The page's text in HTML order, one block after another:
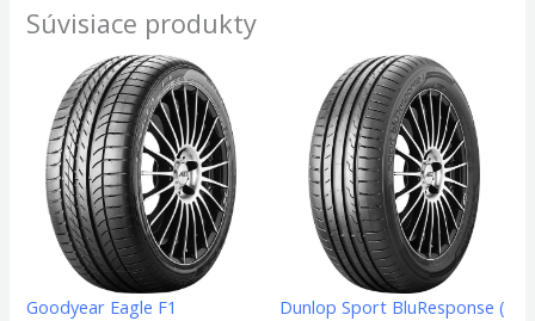
Súvisiace produkty
Goodyear Eagle F1
Dunlop Sport BluResponse (